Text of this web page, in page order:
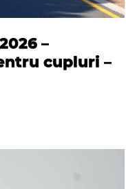
–
cupluri –